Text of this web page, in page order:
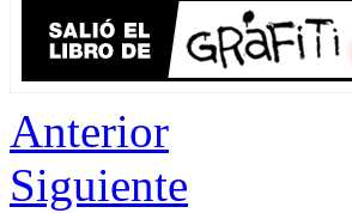
Anterior
Siguiente